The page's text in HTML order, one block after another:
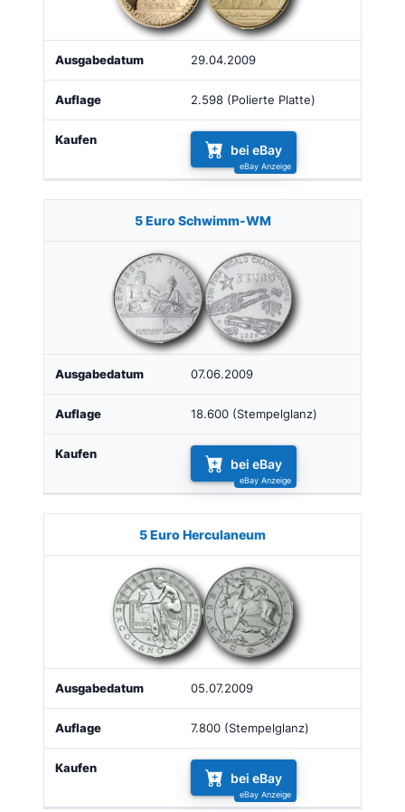
29.04.2009
2.598 (Polierte Platte)
bei eBay
5 Euro Schwimm-WM
07.06.2009
18.600 (Stempelglanz)
bei eBay
5 Euro Herculaneum
05.07.2009
7.800 (Stempelglanz)
bei eBay